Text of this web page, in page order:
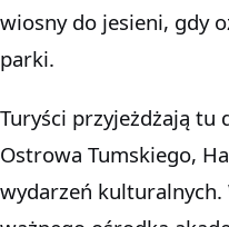
wiosny do jesieni, gdy
parki.
Turyści przyjeżdżają tu
Ostrowa Tumskiego,
wydarzeń kulturalnych.